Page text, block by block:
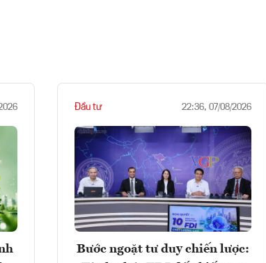
Đầu tư 22:36, 07/08/2026
Bước ngoặt tư duy chiến lược: